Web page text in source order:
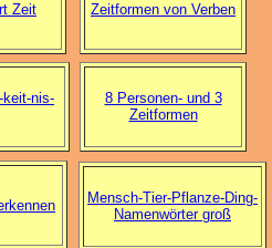
Zeit
keit-nis-
Zeitformen von Verben
8 Personen- und 3
Zeitformen
Mensch-Tier-Pflanze-Ding-
Namenwörter groß